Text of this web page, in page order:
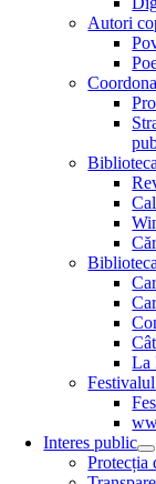
Autori
La
Interes public
Protecția